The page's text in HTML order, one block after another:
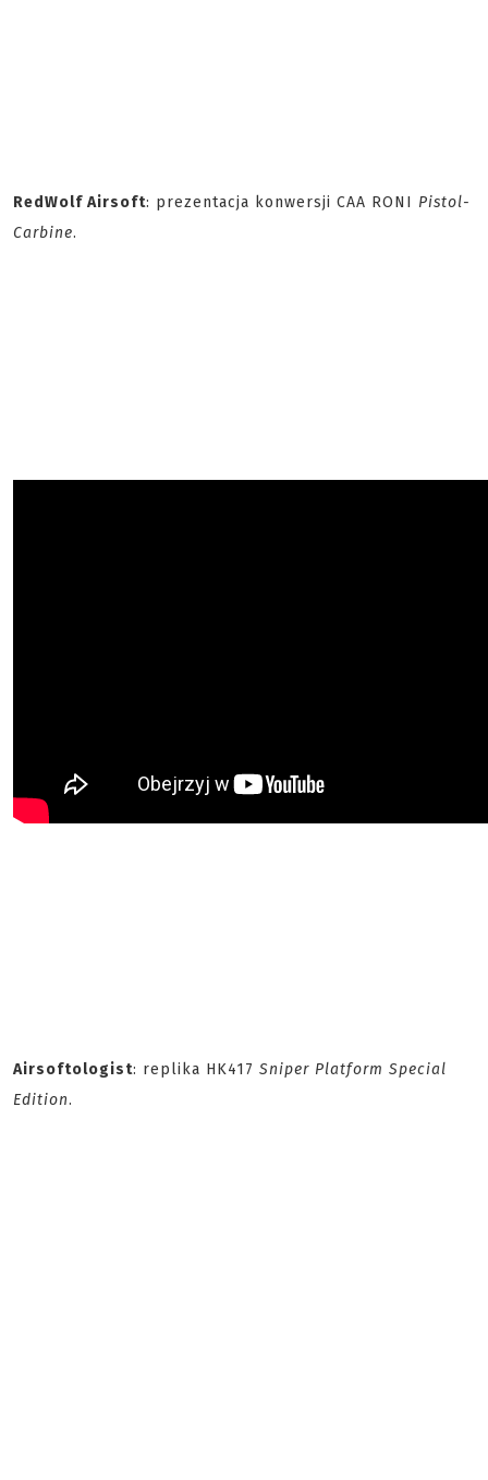
RedWolf Airsoft: prezentacja konwersji CAA RONI Pistol-
Carbine.
Airsoftologist: replika HK417 Sniper Platform Special
Edition.